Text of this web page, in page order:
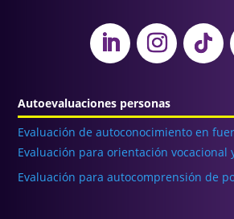
Autoevaluaciones personas
Evaluación de autoconocimiento en
Evaluación para orientación vocacional
Evaluación para autocomprensión de